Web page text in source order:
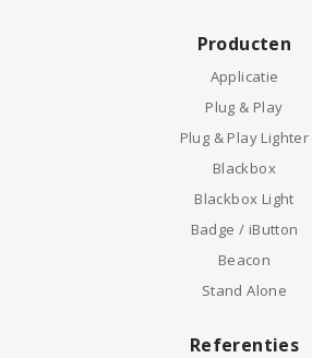
Producten
Applicatie
Plug & Play
Plug & Play Lighter
Blackbox
Blackbox Light
Badge / iButton
Beacon
Stand Alone
Referenties